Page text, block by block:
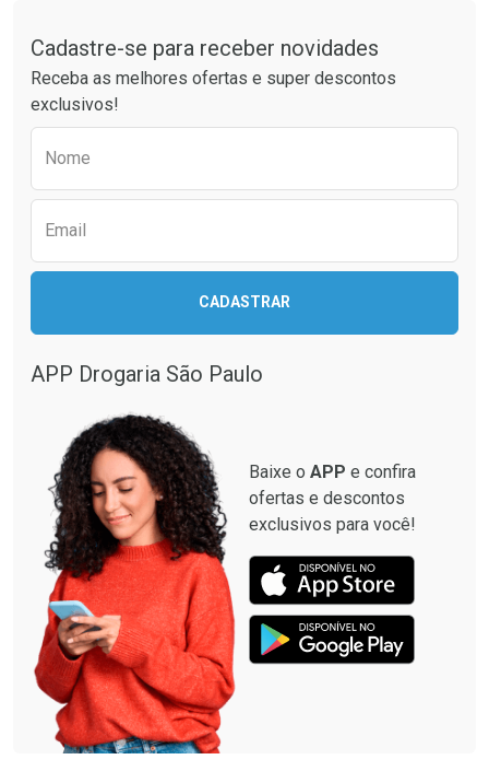
Cadastre-se para receber novidades
Receba as melhores ofertas e super descontos
exclusivos!
Nome
Email
CADASTRAR
APP Drogaria São Paulo
Baixe o APP e confira
ofertas e descontos
exclusivos para você!